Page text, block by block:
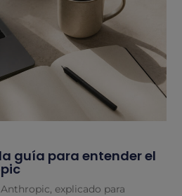
guía para entender el
explicado para